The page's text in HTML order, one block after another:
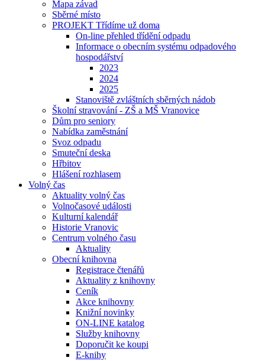
Mapa závad
Sběrné místo
PROJEKT Třídíme už doma
On-line přehled třídění odpadu
Informace o obecním systému odpadového
hospodářství
2023
2024
2025
Stanoviště zvláštních sběrných nádob
Školní stravování - ZŠ a MŠ Vranovice
Dům pro seniory
Nabídka zaměstnání
Svoz odpadu
Smuteční deska
Hřbitov
Hlášení rozhlasem
Volný čas
Aktuality volný čas
Volnočasové události
Kulturní kalendář
Historie Vranovic
Centrum volného času
Aktuality
Obecní knihovna
Registrace čtenářů
Aktuality z knihovny
Ceník
Akce knihovny
Knižní novinky
ON-LINE katalog
Služby knihovny
Doporučit ke koupi
E-knihy